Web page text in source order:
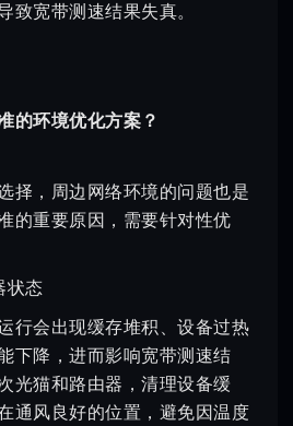
致宽带测速结果失真。
的环境优化方案？
择，周边网络环境的问题也是
的重要原因，需要针对性优
状态
行会出现缓存堆积、设备过热
下降，进而影响宽带测速结
光猫和路由器，清理设备缓
通风良好的位置，避免因温度